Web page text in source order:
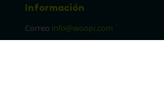
Información
Correo info@woopi.com